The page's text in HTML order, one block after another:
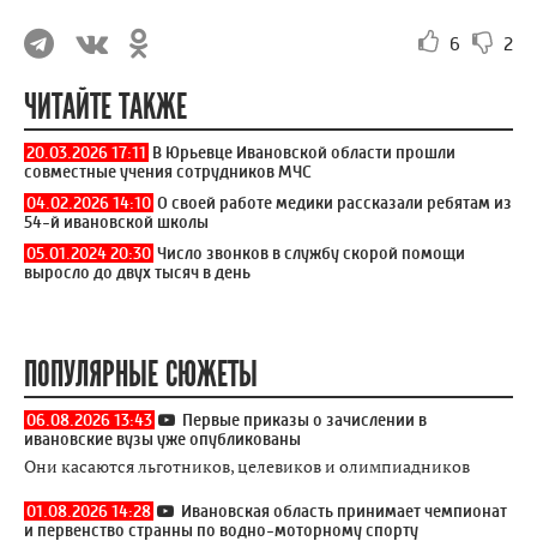
6 2
ЧИТАЙТЕ ТАКЖЕ
20.03.2026 17:11 В Юрьевце Ивановской области прошли
совместные учения сотрудников МЧС
04.02.2026 14:10 О своей работе медики рассказали ребятам из
54-й ивановской школы
05.01.2024 20:30 Число звонков в службу скорой помощи
выросло до двух тысяч в день
ПОПУЛЯРНЫЕ СЮЖЕТЫ
06.08.2026 13:43
Первые приказы о зачислении в
ивановские вузы уже опубликованы
Они касаются льготников, целевиков и олимпиадников
01.08.2026 14:28
Ивановская область принимает чемпионат
и первенство странны по водно-моторному спорту